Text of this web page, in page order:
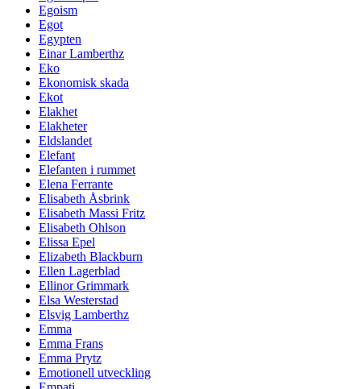
Egoism
Egot
Egypten
Einar Lamberthz
Eko
Ekonomisk skada
Ekot
Elakhet
Elakheter
Eldslandet
Elefant
Elefanten i rummet
Elena Ferrante
Elisabeth Åsbrink
Elisabeth Massi Fritz
Elisabeth Ohlson
Elissa Epel
Elizabeth Blackburn
Ellen Lagerblad
Ellinor Grimmark
Elsa Westerstad
Elsvig Lamberthz
Emma
Emma Frans
Emma Prytz
Emotionell utveckling